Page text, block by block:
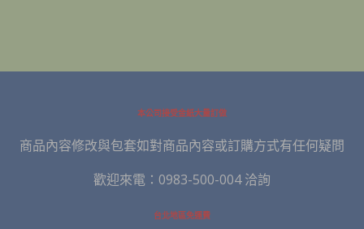
本公司接受金紙大量訂做
商品內容修改與包套如對商品內容或訂購方式有任何疑問
歡迎來電：0983-500-004 洽詢
台北地區免運費